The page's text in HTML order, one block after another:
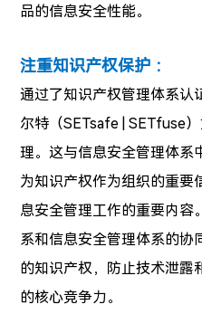
品的信息安全性能。
注重知识产权保护 ：
通过了知识产权管理体系认
尔特（SETsafe | SETfuse
理。这与信息安全管理体系
为知识产权作为组织的重要
息安全管理工作的重要内容
系和信息安全管理体系的协
的知识产权，防止技术泄露
的核心竞争力。